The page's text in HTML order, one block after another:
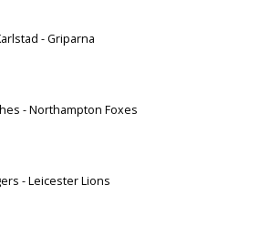
- Griparna
- Northampton Foxes
- Leicester Lions